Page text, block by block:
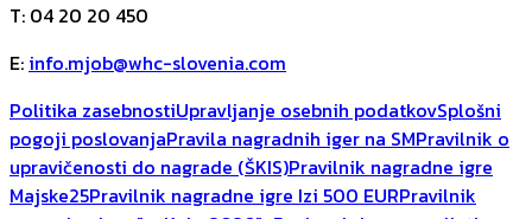
T: 04 20 20 450
E: info.mjob@whc-slovenia.com
Politika zasebnostiUpravljanje osebnih podatkovSplošni
pogoji poslovanjaPravila nagradnih iger na SMPravilnik o
upravičenosti do nagrade (ŠKIS)Pravilnik nagradne igre
Majske25Pravilnik nagradne igre Izi 500 EURPravilnik